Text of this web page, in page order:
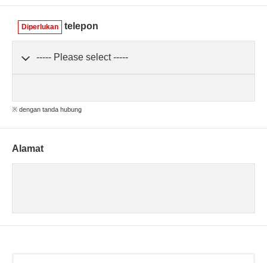
Diperlukan telepon
※ dengan tanda hubung
Alamat